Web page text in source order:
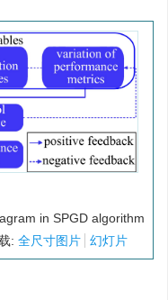
in SPGD algorithm
: 全尺寸图片 幻灯片